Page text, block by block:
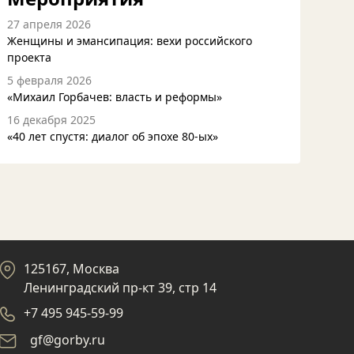
27 апреля 2026
Женщины и эмансипация: вехи российского
проекта
5 февраля 2026
«Михаил Горбачев: власть и реформы»
16 декабря 2025
«40 лет спустя: диалог об эпохе 80-ых»
125167, Москва
Ленинградский пр-кт 39, стр 14
+7 495 945-59-99
gf@gorby.ru